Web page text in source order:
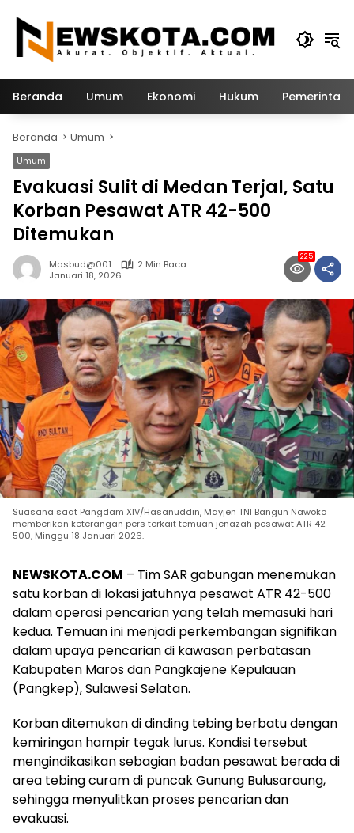
konten
Beranda Umum Ekonomi Hukum
Beranda Umum
Umum
Evakuasi Sulit di Medan Terjal, Satu
Korban Pesawat ATR 42-500
Ditemukan
Masbud@001
2 Min Baca
Januari 18, 2026
225
Suasana saat Pangdam XIV/Hasanuddin, Mayjen TNI Bangun Nawoko
memberikan keterangan pers terkait temuan jenazah pesawat ATR 42-
500, Minggu 18 Januari 2026.
NEWSKOTA.COM – Tim SAR gabungan menemukan
satu korban di lokasi jatuhnya pesawat ATR 42-500
dalam operasi pencarian yang telah memasuki hari
kedua. Temuan ini menjadi perkembangan signifikan
dalam upaya pencarian di kawasan perbatasan
Kabupaten Maros dan Pangkajene Kepulauan
(Pangkep), Sulawesi Selatan.
Korban ditemukan di dinding tebing berbatu dengan
kemiringan hampir tegak lurus. Kondisi tersebut
mengindikasikan sebagian badan pesawat berada di
area tebing curam di puncak Gunung Bulusaraung,
sehingga menyulitkan proses pencarian dan
evakuasi.